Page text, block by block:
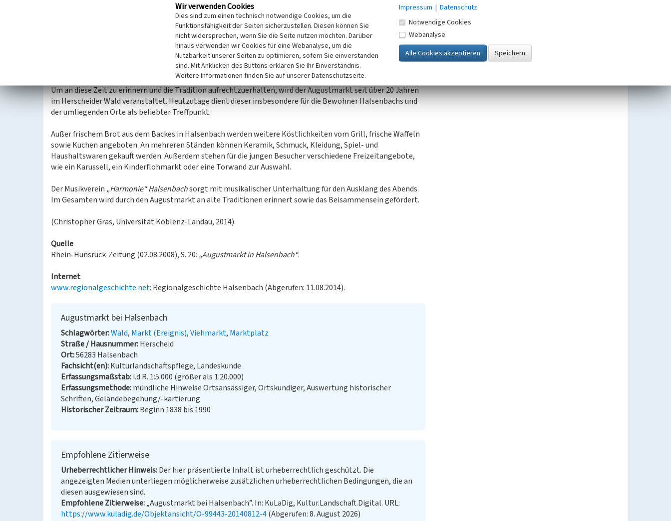
Auf dem Markt im Herscheider Waldgebiet kamen Händler aus mehreren Orten zusammen, die dort ihre Tiere
sowie weitere Waren anboten. Diese handelten mit der ortsansässigen Bevölkerung auch in den 1930er-
Jahren bis in die 1950er-Jahre mit Kühen, Rindern, Kälbern oder Ferkeln. Des Weiteren wurden während dieser
Zeit Waren, wie Schuhriemen, Hosenträger, Gürtel oder Messer, angeboten. Die Tiere sowie die Waren wurden
sowohl verkauft als auch untereinander getauscht. Zusätzlich konnten dort auch Wurstwaren oder Brote aus
dem Backes gekauft werden. Folglich war der Markt einer der wichtigsten Handelsorte im Vorderhunsrück. Das
Ende des Vieh- und Krammarktes im Herscheid ist mit dessen Verlegung nach Emmelshausen zu begründen.
Um an diese Zeit zu erinnern und die Tradition aufrechtzuerhalten, wird der Augustmarkt seit über 20 Jahren
im Herscheider Wald veranstaltet. Heutzutage dient dieser insbesondere für die Bewohner Halsenbachs und
der umliegenden Orte als beliebter Treffpunkt.
Außer frischem Brot aus dem Backes in Halsenbach werden weitere Köstlichkeiten vom Grill, frische Waffeln
sowie Kuchen angeboten. An mehreren Ständen können Keramik, Schmuck, Kleidung, Spiel- und
Haushaltswaren gekauft werden. Außerdem stehen für die jungen Besucher verschiedene Freizeitangebote,
wie ein Karussell, ein Kinderflohmarkt oder eine Torwand zur Auswahl.
Der Musikverein „Harmonie“ Halsenbachsorgt mit musikalischer Unterhaltung für den Ausklang des Abends.
Im Gesamten wird durch den Augustmarkt an alte Traditionen erinnert sowie das Beisammensein gefördert.
(Christopher Gras, Universität Koblenz-Landau, 2014)
Quelle
Rhein-Hunsrück-Zeitung (02.08.2008), S. 20: „Augustmarkt in Halsenbach“.
Internet
www.regionalgeschichte.net: Regionalgeschichte Halsenbach (Abgerufen: 11.08.2014).
Augustmarkt bei Halsenbach
Schlagwörter Wald Markt (Ereignis) Viehmarkt Marktplatz
Straße / Hausnummer Herscheid
Ort 56283 Halsenbach
Fachsicht(en) Kulturlandschaftspflege, Landeskunde
Erfassungsmaßstab i.d.R. 1:5.000 (größer als 1:20.000)
Erfassungsmethode mündliche Hinweise Ortsansässiger, Ortskundiger, Auswertung historischer
Schriften, Geländebegehung/-kartierung
Historischer Zeitraum Beginn 1838 bis 1990
Empfohlene Zitierweise
Urheberrechtlicher Hinweis Der hier präsentierte Inhalt ist urheberrechtlich geschützt. Die
angezeigten Medien unterliegen möglicherweise zusätzlichen urheberrechtlichen Bedingungen, die an
diesen ausgewiesen sind.
Empfohlene Zitierweise „Augustmarkt bei Halsenbach”. In: KuLaDig, Kultur.Landschaft.Digital. URL:
https://www.kuladig.de/Objektansicht/O-99443-20140812-4(Abgerufen: 8. August 2026)
Wir verwenden Cookies
Dies sind zum einen technisch notwendige Cookies, um die
Funktionsfähigkeit der Seiten sicherzustellen. Diesen können Sie
nicht widersprechen, wenn Sie die Seite nutzen möchten. Darüber
hinaus verwenden wir Cookies für eine Webanalyse, um die
Nutzbarkeit unserer Seiten zu optimieren, sofern Sie einverstanden
sind. Mit Anklicken des Buttons erklären Sie Ihr Einverständnis.
Weitere Informationen finden Sie auf unserer Datenschutzseite.
Impressum | Datenschutz
Notwendige Cookies
Webanalyse